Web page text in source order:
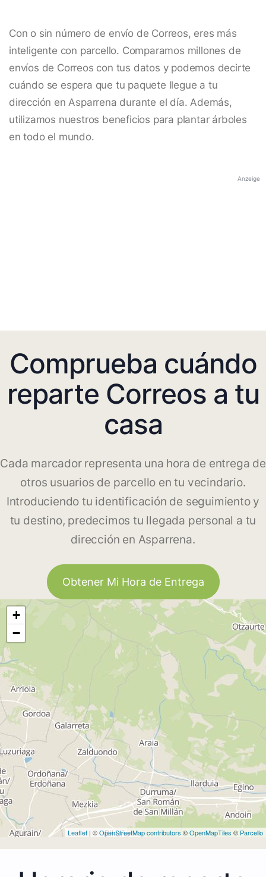
Con o sin número de envío de Correos, eres más
inteligente con parcello. Comparamos millones de
envíos de Correos con tus datos y podemos decirte
cuándo se espera que tu paquete llegue a tu
dirección en Asparrena durante el día. Además,
utilizamos nuestros beneficios para plantar árboles
en todo el mundo.
Anzeige
Comprueba cuándo
reparte Correos a tu
casa
Cada marcador representa una hora de entrega de
otros usuarios de parcello en tu vecindario.
Introduciendo tu identificación de seguimiento y
tu destino, predecimos tu llegada personal a tu
dirección en Asparrena.
Obtener Mi Hora de Entrega
+
−
Leaflet | ©OpenStreetMap contributors ©OpenMapTiles © Parcello